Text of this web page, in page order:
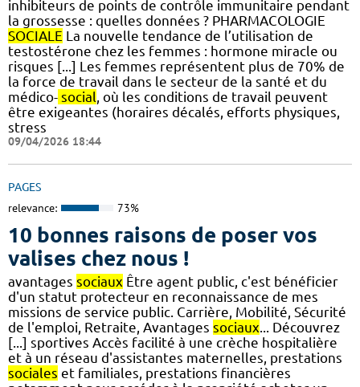
inhibiteurs de points de contrôle immunitaire pendant
la grossesse : quelles données ? PHARMACOLOGIE
SOCIALE La nouvelle tendance de l’utilisation de
testostérone chez les femmes : hormone miracle ou
risques [...] Les femmes représentent plus de 70% de
la force de travail dans le secteur de la santé et du
médico- social, où les conditions de travail peuvent
être exigeantes (horaires décalés, efforts physiques,
stress
09/04/2026 18:44
PAGES
relevance: 73%
10 bonnes raisons de poser vos
valises chez nous !
avantages sociaux Être agent public, c'est bénéficier
d'un statut protecteur en reconnaissance de mes
missions de service public. Carrière, Mobilité, Sécurité
de l'emploi, Retraite, Avantages sociaux ... Découvrez
[...] sportives Accès facilité à une crèche hospitalière
et à un réseau d'assistantes maternelles, prestations
sociales et familiales, prestations financières